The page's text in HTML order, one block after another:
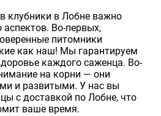
клубники в Лобне важно
Во-первых,
питомники
как наш! Мы гарантируем
каждого саженца. Во-
на корни — они
и развитыми. У нас вы
с доставкой по Лобне, что
ваше время.